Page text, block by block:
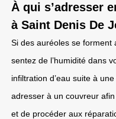
À qui s’adresser
à Saint Denis De
Si des auréoles se forment
sentez de l’humidité dans
infiltration d’eau suite à
adresser à un couvreur
et de procéder aux